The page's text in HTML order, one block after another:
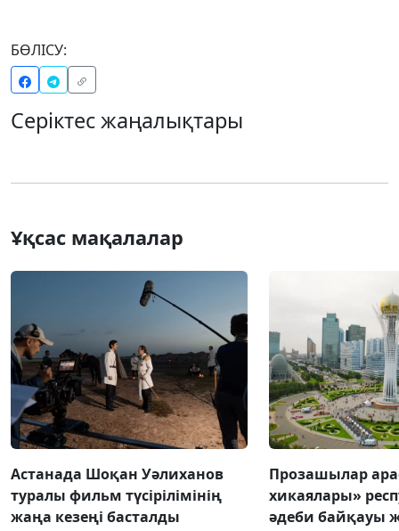
БӨЛІСУ:
Серіктес жаңалықтары
Ұқсас мақалалар
Астанада Шоқан Уәлиханов
туралы фильм түсірілімінің
жаңа кезеңі басталды
Прозашылар
хикаялары»
әдеби байқауы